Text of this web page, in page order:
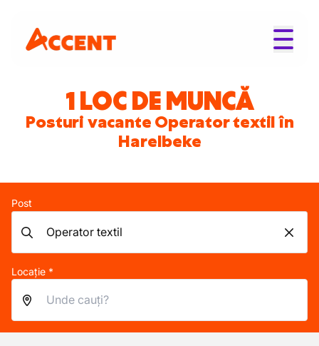
1 LOC DE MUNCĂ
Posturi vacante Operator textil în
Harelbeke
Post
Locație *